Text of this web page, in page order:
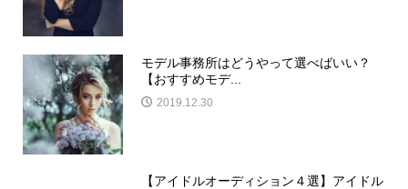
モデル事務所はどうやって選べばいい？
【おすすめモデ...
2019.12.30
【アイドルオーディション４選】アイドル